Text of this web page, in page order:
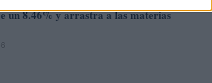
un 8.46% y arrastra a las materias